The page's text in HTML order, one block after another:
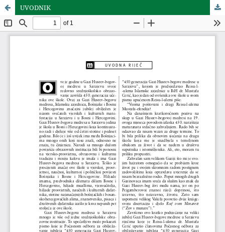
UVODNIK